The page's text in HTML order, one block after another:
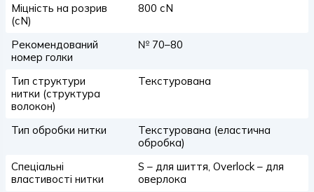
Міцність на розрив
(сN)
800 сN
Рекомендований
номер голки
№ 70–80
Тип структури
нитки (структура
волокон)
Текстурована
Тип обробки нитки
Текстурована (еластична
обробка)
Спеціальні
властивості нитки
S – для шиття, Overlock – для
оверлока